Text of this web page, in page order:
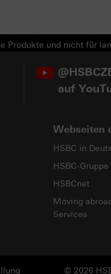
Produkte und nicht für
auf
Webseiten
HSBC in
HSBC-Gruppe
HSBCnet
Moving
Services
© 2026